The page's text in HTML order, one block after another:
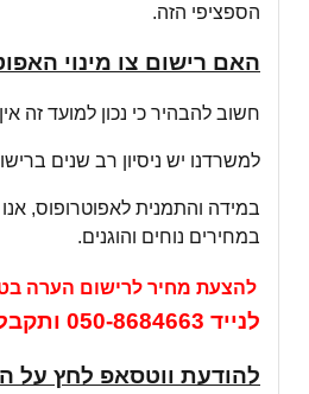
הספציפי הזה.
האם רישום צו מינוי
חשוב להבהיר כי נכון למועד זה
למשרדנו יש ניסיון רב שנים
במידה והתמנית לאפוטרופוס, אנו
במחירים נוחים והוגנים.
להצעת מחיר לרישום הערה
לנייד 050-8684663
להודעת ווטסאפ לחץ על